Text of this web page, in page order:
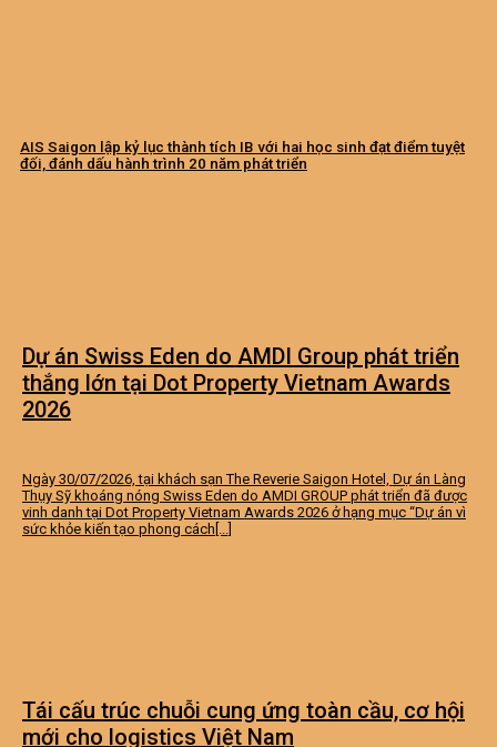
AIS Saigon lập kỷ lục thành tích IB với hai học sinh đạt điểm tuyệt
đối, đánh dấu hành trình 20 năm phát triển
Dự án Swiss Eden do AMDI Group phát triển
thắng lớn tại Dot Property Vietnam Awards
2026
Ngày 30/07/2026, tại khách sạn The Reverie Saigon Hotel, Dự án Làng
Thụy Sỹ khoáng nóng Swiss Eden do AMDI GROUP phát triển đã được
vinh danh tại Dot Property Vietnam Awards 2026 ở hạng mục “Dự án vì
sức khỏe kiến tạo phong cách[...]
Tái cấu trúc chuỗi cung ứng toàn cầu, cơ hội
mới cho logistics Việt Nam